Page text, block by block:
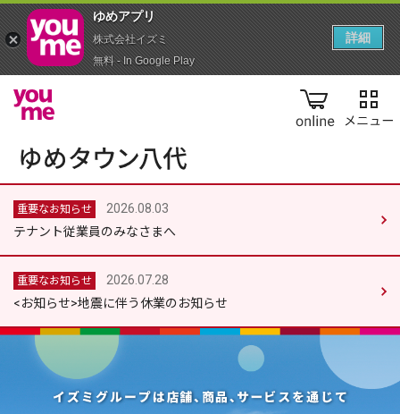
online
重要なお知らせ
2026.08.03
テナント従業員のみなさまへ
重要なお知らせ
2026.07.28
<お知らせ>地震に伴う休業のお知らせ
ゆめアプ‪リ‬
株式会社イズミ
無料 - In Google Play
詳細